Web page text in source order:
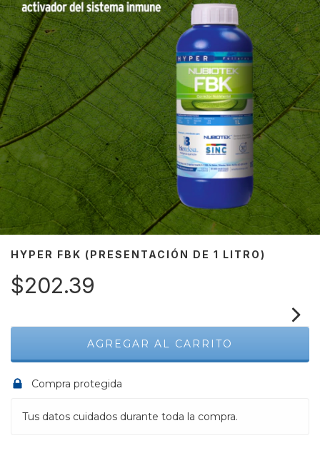
HYPER FBK (PRESENTACIÓN DE 1 LITRO)
$202.39
Compra protegida
Tus datos cuidados durante toda la compra.